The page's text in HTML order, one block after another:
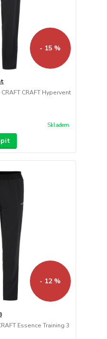
- 15 %
CRAFT Hypervent
Skladem
- 12 %
Essence Training 3